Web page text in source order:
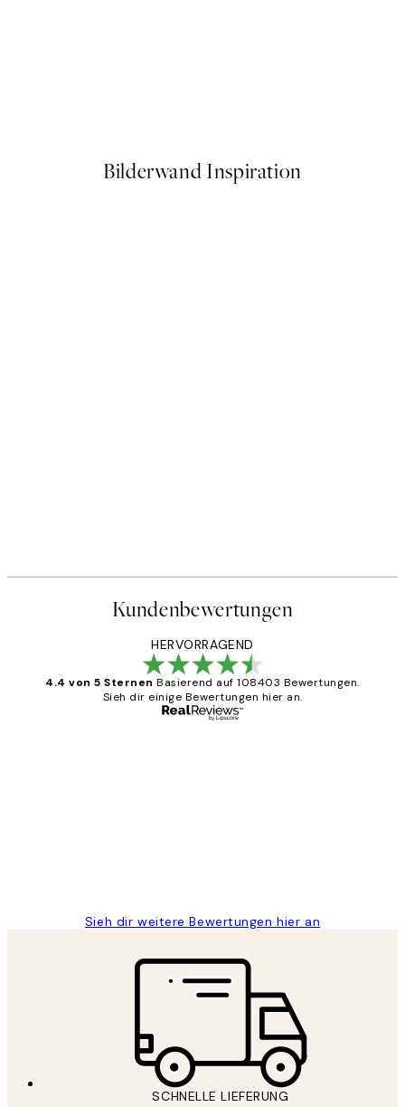
Bilderwand Inspiration
Kundenbewertungen
HERVORRAGEND
4.4 von 5 Sternen Basierend auf 108403 Bewertungen.
Sieh dir einige Bewertungen hier an.
Sieh dir weitere Bewertungen hier an
SCHNELLE LIEFERUNG